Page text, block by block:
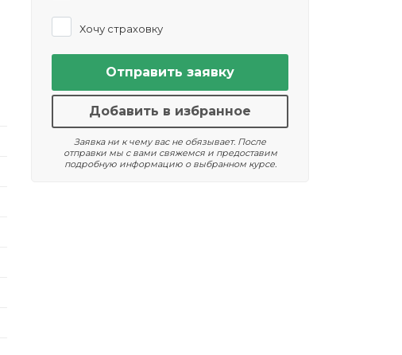
Хочу страховку
Отправить заявку
Добавить в избранное
Заявка ни к чему вас не обязывает. После
отправки мы с вами свяжемся и предоставим
подробную информацию о выбранном курсе.